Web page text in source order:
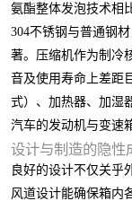
氨酯整体发泡技术相
304不锈钢与普通钢
著。压缩机作为制冷
音及使用寿命上差距
式）、加热器、加湿
汽车的发动机与变速
设计与制造的隐性
良好的设计不仅关乎
风道设计能确保箱内